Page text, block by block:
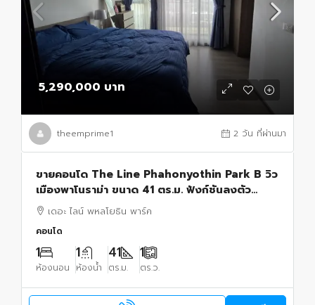
5,290,000 บาท
theemprime1 2 วัน ที่ผ่านมา
ขายคอนโด The Line Phahonyothin Park B วิว
เมืองพาโนราม่า ขนาด 41 ตร.ม. ฟังก์ชันลงตัว
ใช้สอยพื้นที่ได้เต็มที่1 ห้องนอน 1 ห้องน้ำ
เดอะ ไลน์ พหลโยธิน พาร์ค
คอนโด
1
ห้องนอน
1
ห้องน้ำ
41
ตร.ม.
1
ตร.ว.